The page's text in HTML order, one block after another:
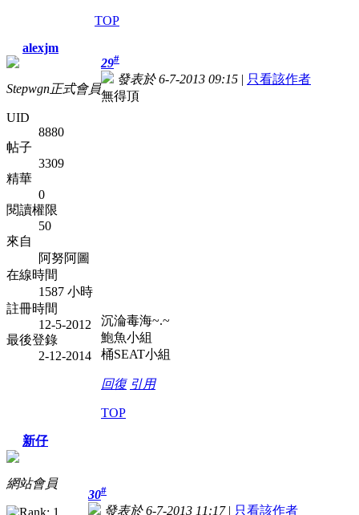
TOP
alexjm
Stepwgn正式會員
UID
8880
帖子
3309
精華
0
閱讀權限
50
來自
阿努阿圖
在線時間
1587 小時
註冊時間
12-5-2012
最後登錄
2-12-2014
29#
發表於 6-7-2013 09:15 | 只看該作者
無得頂
沉淪毒海~.~
鮑魚小組
桶SEAT小組
回復 引用
TOP
新仔
網站會員
30#
發表於 6-7-2013 11:17| 只看該作者